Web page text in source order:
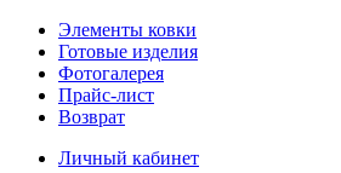
Элементы ковки
Готовые изделия
Фотогалерея
Прайс-лист
Возврат
Личный кабинет